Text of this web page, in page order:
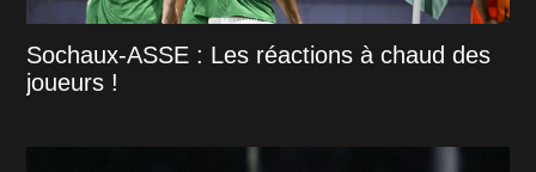
Sochaux-ASSE : Les réactions à chaud des
joueurs !